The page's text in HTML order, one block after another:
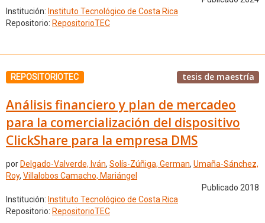
Institución: Instituto Tecnológico de Costa Rica
Repositorio: RepositorioTEC
REPOSITORIOTEC tesis de maestría
Análisis financiero y plan de mercadeo
para la comercialización del dispositivo
ClickShare para la empresa DMS
por Delgado-Valverde, Iván, Solís-Zúñiga, German, Umaña-Sánchez,
Roy, Villalobos Camacho, Mariángel
Publicado 2018
Institución: Instituto Tecnológico de Costa Rica
Repositorio: RepositorioTEC